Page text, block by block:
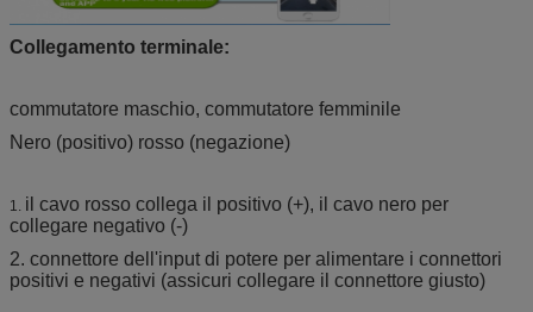
Collegamento terminale:
commutatore maschio, commutatore femminile
Nero (positivo) rosso (negazione)
1. il cavo rosso collega il positivo (+), il cavo nero per
collegare negativo (-)
2. connettore dell'input di potere per alimentare i connettori
positivi e negativi (assicuri collegare il connettore giusto)